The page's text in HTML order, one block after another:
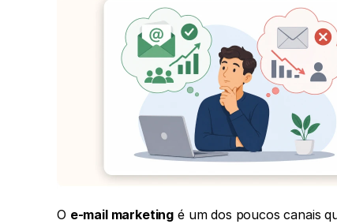
O e-mail marketing é um dos poucos canais